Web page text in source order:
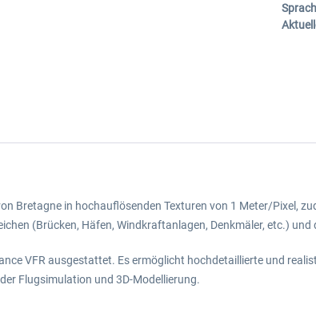
Bretagne in hochauflösenden Texturen von 1 Meter/Pixel,
(Brücken, Häfen, Windkraftanlagen, Denkmäler, etc.)
VFR ausgestattet. Es ermöglicht hochdetaillierte und
Flugsimulation und 3D-Modellierung.